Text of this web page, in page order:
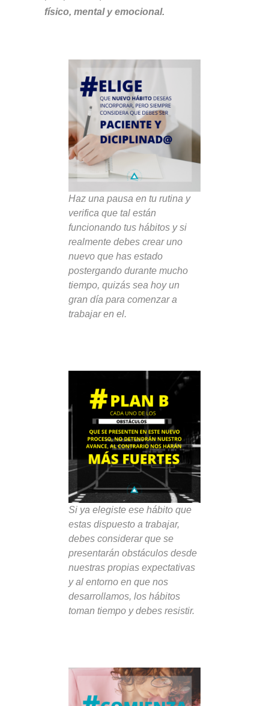
físico, mental y emocional.
Haz una pausa en tu rutina y
verifica que tal están
funcionando tus hábitos y si
realmente debes crear uno
nuevo que has estado
postergando durante mucho
tiempo, quizás sea hoy un
gran día para comenzar a
trabajar en el.
Si ya elegiste ese hábito que
estas dispuesto a trabajar,
debes considerar que se
presentarán obstáculos desde
nuestras propias expectativas
y al entorno en que nos
desarrollamos, los hábitos
toman tiempo y debes resistir.